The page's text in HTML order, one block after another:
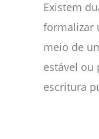
Existem
formalizar
meio de
estável ou
escritura